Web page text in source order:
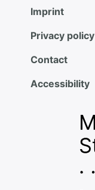
Imprint
Privacy policy
Contact
Accessibility